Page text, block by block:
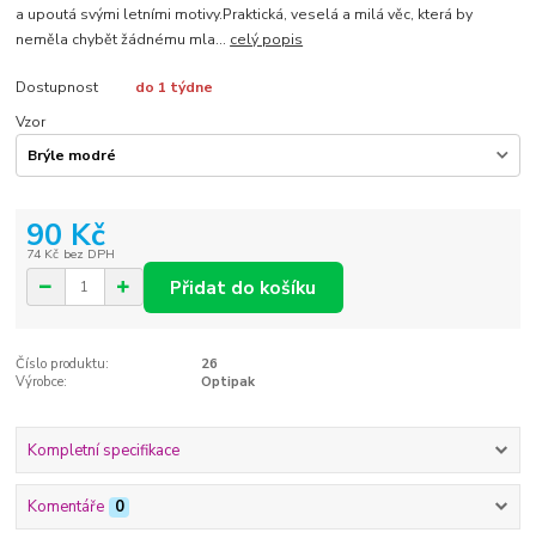
a upoutá svými letními motivy.Praktická, veselá a milá věc, která by
neměla chybět žádnému mla... celý popis
Dostupnost
do 1 týdne
Vzor
90 Kč
74 Kč bez DPH
Přidat do košíku
Číslo produktu:
26
Výrobce:
Optipak
Kompletní specifikace
Komentáře 0